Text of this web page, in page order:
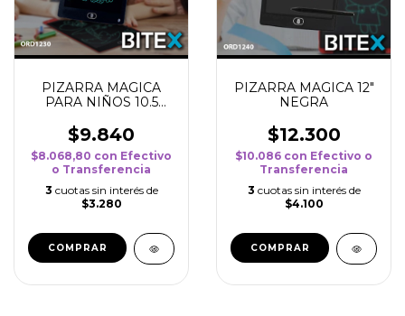
PIZARRA MAGICA
PARA NIÑOS 10.5
$9.840
$8.068,80 con Efectivo
o Transferencia
3 cuotas sin interés de
$3.280
PIZARRA MAGICA 12"
NEGRA
$12.300
$10.086 con Efectivo o
Transferencia
3 cuotas sin interés de
$4.100